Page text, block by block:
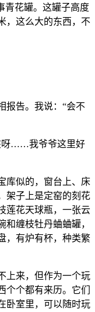
青花罐。这罐子高度
，这么大的东西，不
报告。我说：“会不
呀……我爷爷这里好
库似的，窗台上、床
架子上是定窑的刻花
莲花天球瓶，一张云
缠枝牡丹蛐蛐罐，
有炉有杯，种类繁
上来，但作为一个玩
个个都有来历。它们
卧室里，可以随时玩